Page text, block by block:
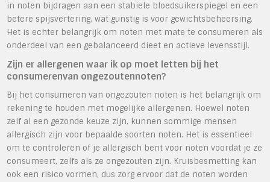
in noten bijdragen aan een stabiele bloedsuikerspiegel en een
betere spijsvertering, wat gunstig is voor gewichtsbeheersing.
Het is echter belangrijk om noten met mate te consumeren als
onderdeel van een gebalanceerd dieet en actieve levensstijl.
Zijn er allergenen waar ik op moet letten bij het
consumerenvan ongezoutennoten?
Bij het consumeren van ongezouten noten is het belangrijk om
rekening te houden met mogelijke allergenen. Hoewel noten
zelf al een gezonde keuze zijn, kunnen sommige mensen
allergisch zijn voor bepaalde soorten noten. Het is essentieel
om te controleren of je allergisch bent voor noten voordat je ze
consumeert, zelfs als ze ongezouten zijn. Kruisbesmetting kan
ook een risico vormen, dus zorg ervoor dat de noten worden